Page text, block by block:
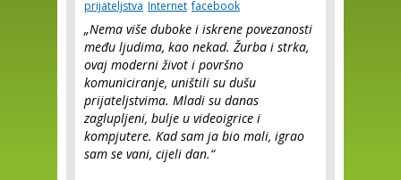
prijateljstva Internet facebook
„Nema više duboke i iskrene povezanosti
među ljudima, kao nekad. Žurba i strka,
ovaj moderni život i površno
komuniciranje, uništili su dušu
prijateljstvima. Mladi su danas
zaglupljeni, bulje u videoigrice i
kompjutere. Kad sam ja bio mali, igrao
sam se vani, cijeli dan.“